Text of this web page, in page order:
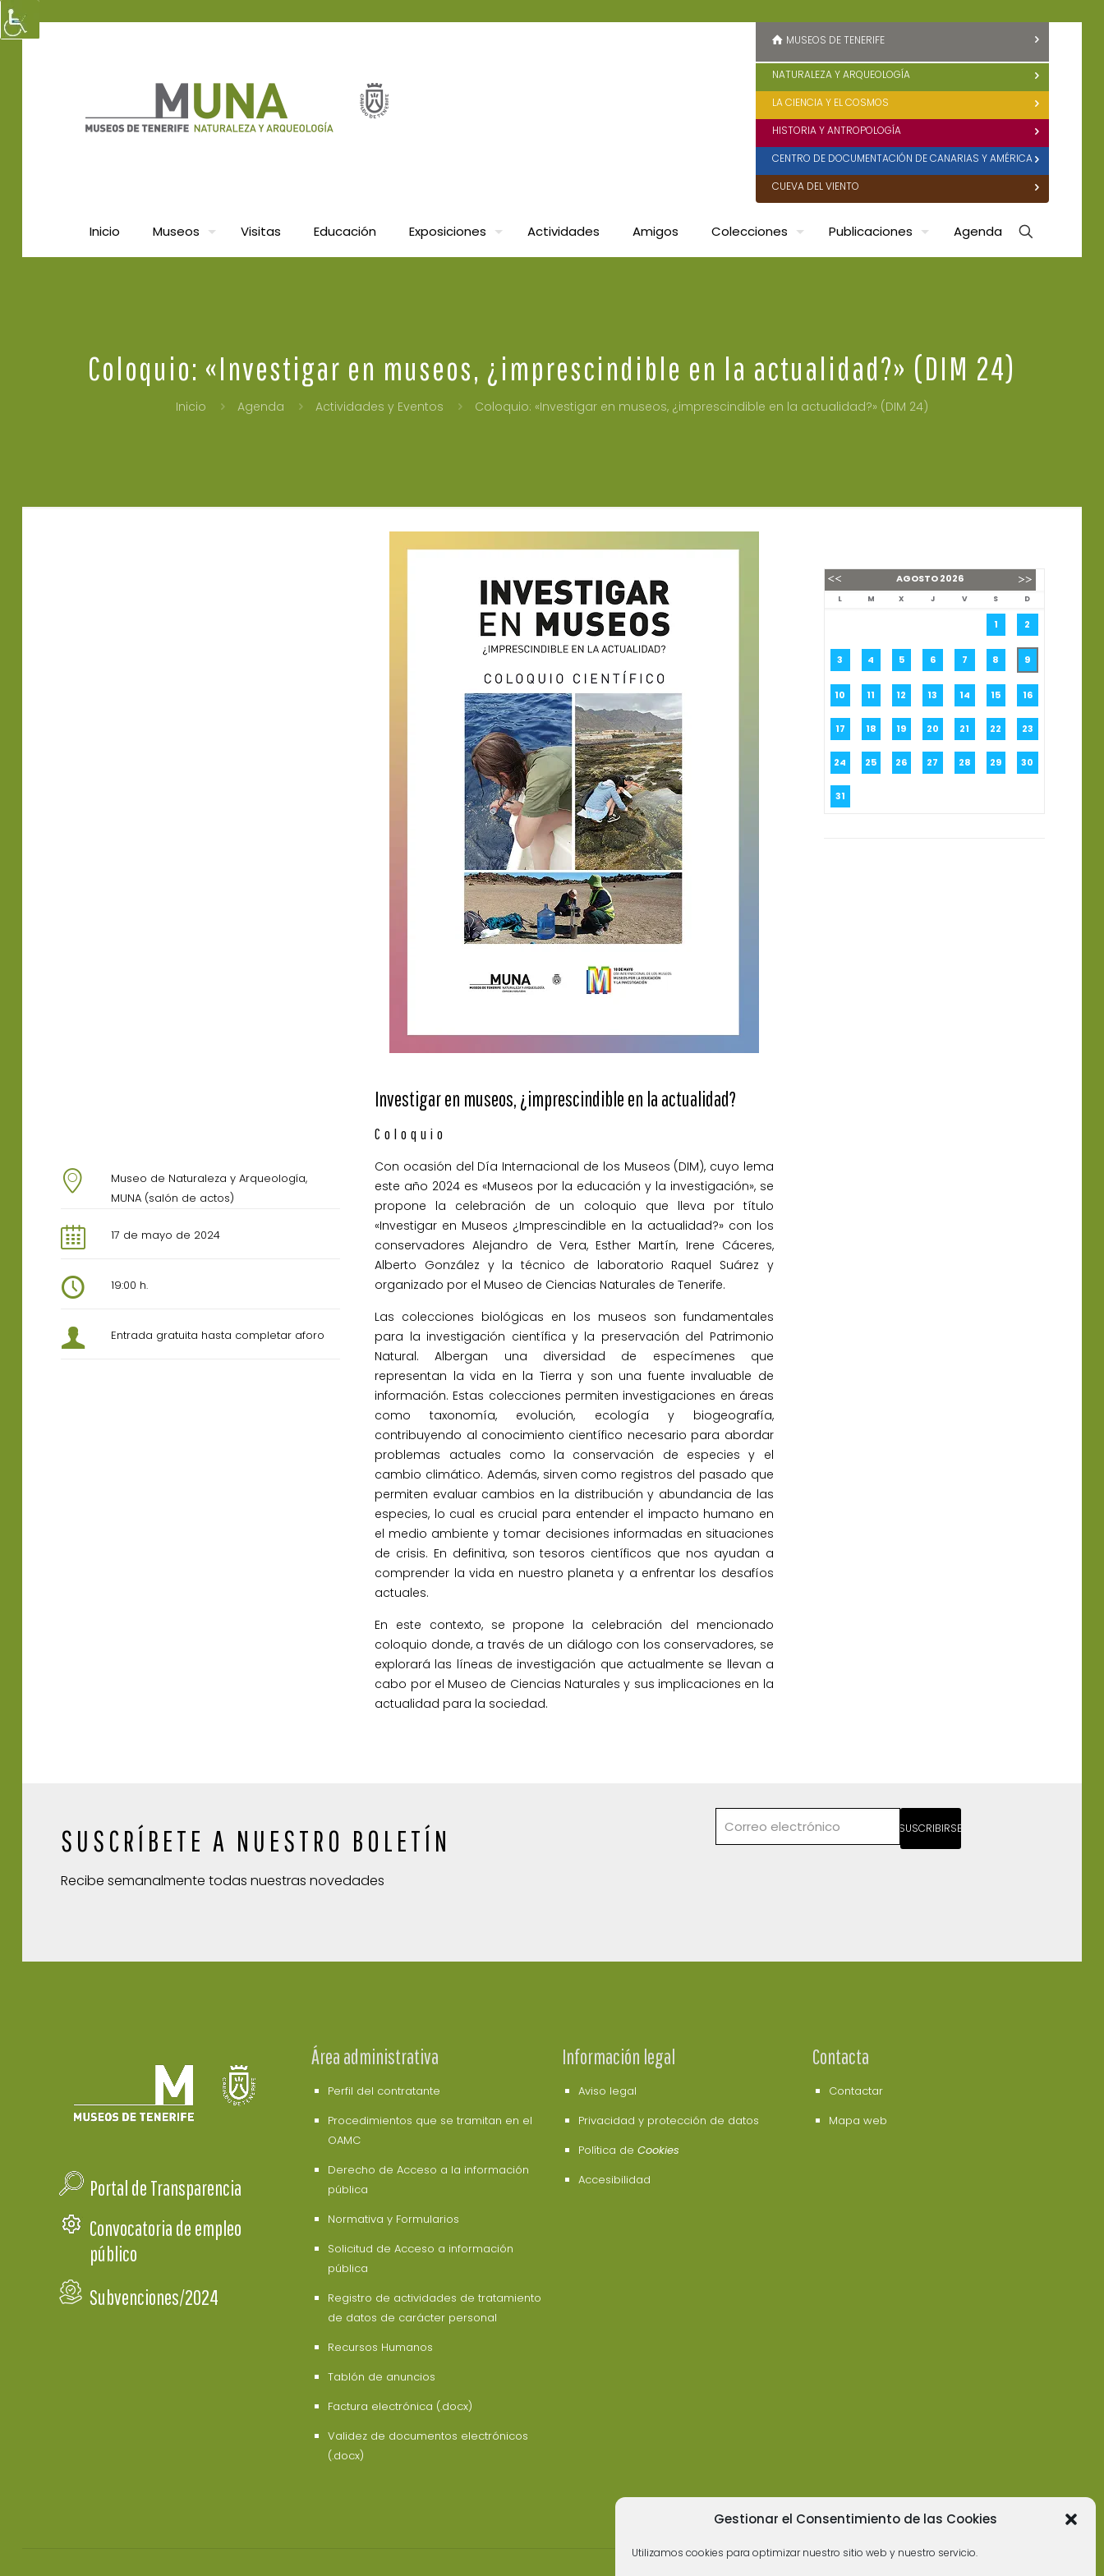
Gestionar el Consentimiento de las Cookies
Utilizamos cookies para optimizar nuestro sitio web y nuestro servicio.
Inicio Museos Visitas Educación Exposiciones Actividades Amigos Colecciones Publicaciones Agenda
MUSEOS DE TENERIFE
NATURALEZA Y ARQUEOLOGÍA
LA CIENCIA Y EL COSMOS
HISTORIA Y ANTROPOLOGÍA
CENTRO DE DOCUMENTACIÓN DE CANARIAS Y AMÉRICA
CUEVA DEL VIENTO
Coloquio: «Investigar en museos, ¿imprescindible en la actualidad?» (DIM 24)
Inicio Agenda Actividades y Eventos Coloquio: «Investigar en museos, ¿imprescindible en la actualidad?» (DIM 24)
Museo de Naturaleza y Arqueología,
MUNA (salón de actos)
17 de mayo de 2024
19:00 h.
Entrada gratuita hasta completar aforo
Investigar en museos, ¿imprescindible en la actualidad?
Coloquio
Con ocasión del Día Internacional de los Museos (DIM), cuyo lema
este año 2024 es «Museos por la educación y la investigación», se
propone la celebración de un coloquio que lleva por título
«Investigar en Museos ¿Imprescindible en la actualidad?» con los
conservadores Alejandro de Vera, Esther Martín, Irene Cáceres,
Alberto González y la técnico de laboratorio Raquel Suárez y
organizado por el Museo de Ciencias Naturales de Tenerife.
Las colecciones biológicas en los museos son fundamentales
para la investigación científica y la preservación del Patrimonio
Natural. Albergan una diversidad de especímenes que
representan la vida en la Tierra y son una fuente invaluable de
información. Estas colecciones permiten investigaciones en áreas
como taxonomía, evolución, ecología y biogeografía,
contribuyendo al conocimiento científico necesario para abordar
problemas actuales como la conservación de especies y el
cambio climático. Además, sirven como registros del pasado que
permiten evaluar cambios en la distribución y abundancia de las
especies, lo cual es crucial para entender el impacto humano en
el medio ambiente y tomar decisiones informadas en situaciones
de crisis. En definitiva, son tesoros científicos que nos ayudan a
comprender la vida en nuestro planeta y a enfrentar los desafíos
actuales.
En este contexto, se propone la celebración del mencionado
coloquio donde, a través de un diálogo con los conservadores, se
explorará las líneas de investigación que actualmente se llevan a
cabo por el Museo de Ciencias Naturales y sus implicaciones en la
actualidad para la sociedad.
AGOSTO2026
L M X J V S D
1 2
3 4 5 6 7 8 9
10 11 12 13 14 15 16
17 18 19 20 21 22 23
24 25 26 27 28 29 30
31
SUSCRÍBETE A NUESTRO BOLETÍN
Recibe semanalmente todas nuestras novedades
SUSCRIBIRSE
Portal de Transparencia
Convocatoria de empleo
público
Subvenciones/2024
Área administrativa
Perfil del contratante
Procedimientos que se tramitan en el
OAMC
Derecho de Acceso a la información
pública
Normativa y Formularios
Solicitud de Acceso a información
pública
Registro de actividades de tratamiento
de datos de carácter personal
Recursos Humanos
Tablón de anuncios
Factura electrónica (.docx)
Validez de documentos electrónicos
(.docx)
Información legal
Aviso legal
Privacidad y protección de datos
Política de Cookies
Accesibilidad
Contacta
Contactar
Mapa web